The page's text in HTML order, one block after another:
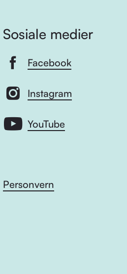
Sosiale medier
Facebook
Instagram
YouTube
Personvern